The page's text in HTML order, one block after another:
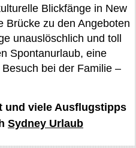
Blickfänge in New
Brücke zu den Angeboten
unauslöschlich und toll
Spontanurlaub, eine
bei der Familie –
und viele Ausflugstipps
Sydney Urlaub